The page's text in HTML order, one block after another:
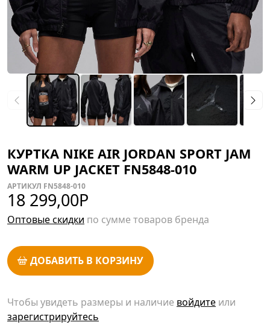
КУРТКА NIKE AIR JORDAN SPORT JAM
WARM UP JACKET FN5848-010
АРТИКУЛ FN5848-010
18 299,00Р
Оптовые скидки по сумме товаров бренда
ДОБАВИТЬ В КОРЗИНУ
Чтобы увидеть размеры и наличие войдите или
зарегистрируйтесь